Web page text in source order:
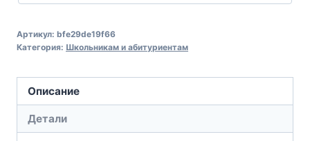
Артикул: bfe29de19f66
Категория: Школьникам и абитуриентам
Описание
Детали